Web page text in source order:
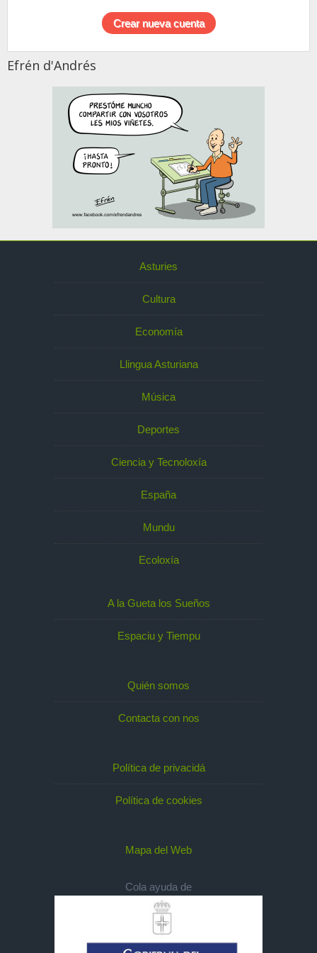
Efrén d'Andrés
Asturies
Cultura
Economía
Llingua Asturiana
Música
Deportes
Ciencia y Tecnoloxía
España
Mundu
Ecoloxía
A la Gueta los Sueños
Espaciu y Tiempu
Quién somos
Contacta con nos
Política de privacidá
Política de cookies
Mapa del Web
Cola ayuda de